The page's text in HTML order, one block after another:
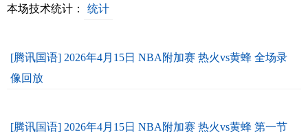
本场技术统计： 统计
[腾讯国语] 2026年4月15日 NBA附加赛 热火vs黄蜂 全场录
像回放
[腾讯国语] 2026年4月15日 NBA附加赛 热火vs黄蜂 第一节